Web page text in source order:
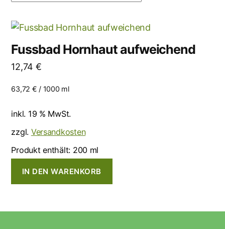
Fussbad Hornhaut aufweichend
12,74 €
63,72 € / 1000 ml
inkl. 19 % MwSt.
zzgl. Versandkosten
Produkt enthält: 200 ml
IN DEN WARENKORB